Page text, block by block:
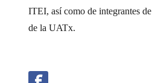
ITEI, así como de integrantes
de la UATx.